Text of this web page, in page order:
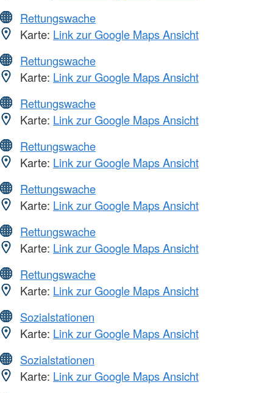
Rettungswache
Karte: Link zur Google Maps Ansicht
Rettungswache
Karte: Link zur Google Maps Ansicht
Rettungswache
Karte: Link zur Google Maps Ansicht
Rettungswache
Karte: Link zur Google Maps Ansicht
Rettungswache
Karte: Link zur Google Maps Ansicht
Rettungswache
Karte: Link zur Google Maps Ansicht
Rettungswache
Karte: Link zur Google Maps Ansicht
Sozialstationen
Karte: Link zur Google Maps Ansicht
Sozialstationen
Karte: Link zur Google Maps Ansicht